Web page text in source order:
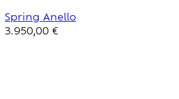
Spring Anello
3.950,00 €